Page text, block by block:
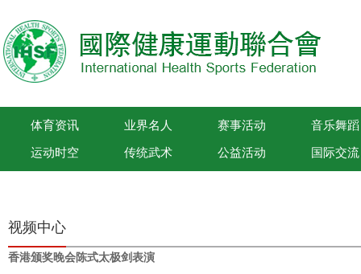
体育资讯 业界名人 赛事活动 音乐舞蹈
运动时空 传统武术 公益活动 国际交流
视频中心
香港颁奖晚会陈式太极剑表演